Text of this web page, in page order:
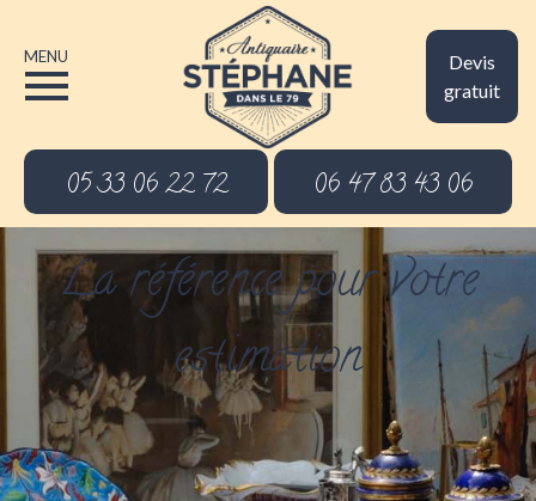
Devis
gratuit
MENU
05 33 06 22 72 06 47 83 43 06
La référence pour votre
estimation